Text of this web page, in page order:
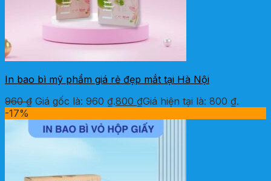
In bao bì mỹ phẩm giá rẻ đẹp mắt tại Hà Nội
960₫ Giá gốc là: 960 ₫.800 ₫Giá hiện tại là: 800 ₫.
-17%